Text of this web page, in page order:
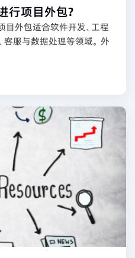
行项目外包？
目外包适合软件开发、工程
客服与数据处理等领域。 外